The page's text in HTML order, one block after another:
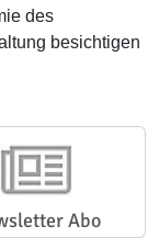
des
besichtigen
Abo